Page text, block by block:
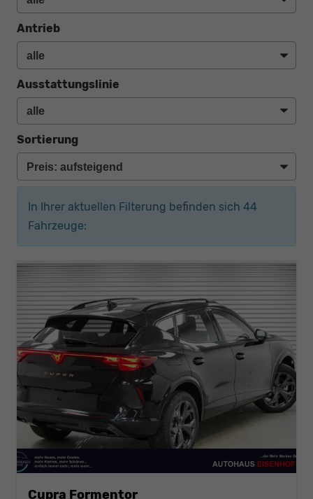
Antrieb
Ausstattungslinie
Sortierung
In Ihrer aktuellen Filterung befinden sich 44
Fahrzeuge:
Cupra Formentor